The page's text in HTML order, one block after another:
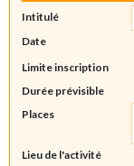
Intitulé
Date
Limite inscription
Durée prévisible
Places
Lieu de l'activité